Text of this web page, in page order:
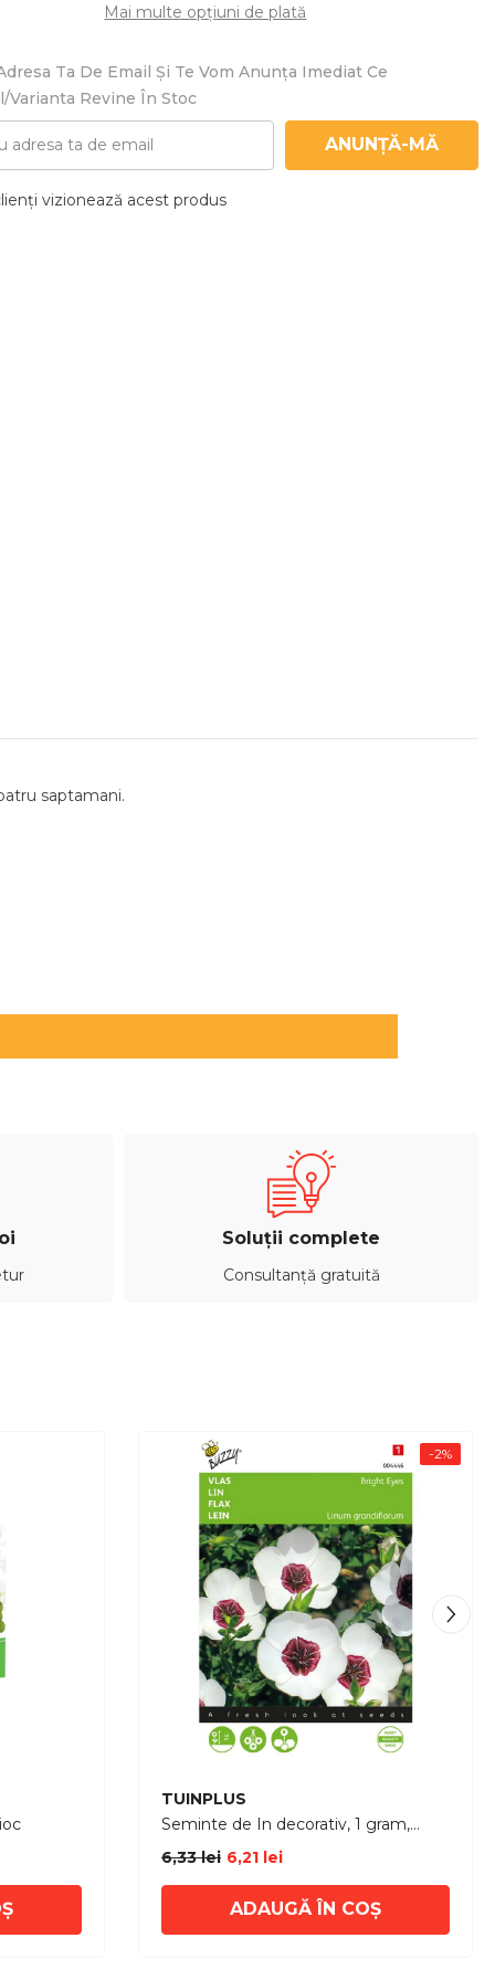
Mai multe opțiuni de plată
Ta De Email Și Te Vom Anunța Imediat Ce
varianta Revine În Stoc
ANUNȚĂ-MĂ
vizionează acest produs
saptamani.
Soluții complete
Consultanță gratuită
-2%
Furnizor:
TUINPLUS
Seminte de In decorativ, 1 gram,
6,33 lei 6,21 lei
ADAUGĂ ÎN COȘ